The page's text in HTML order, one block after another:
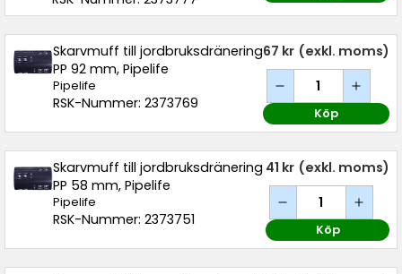
Skarvmuff till jordbruksdränering
PP 92 mm, Pipelife
Pipelife
RSK-Nummer: 2373769
67 kr (exkl. moms)
Köp
Skarvmuff till jordbruksdränering
PP 58 mm, Pipelife
Pipelife
RSK-Nummer: 2373751
41 kr (exkl. moms)
Köp